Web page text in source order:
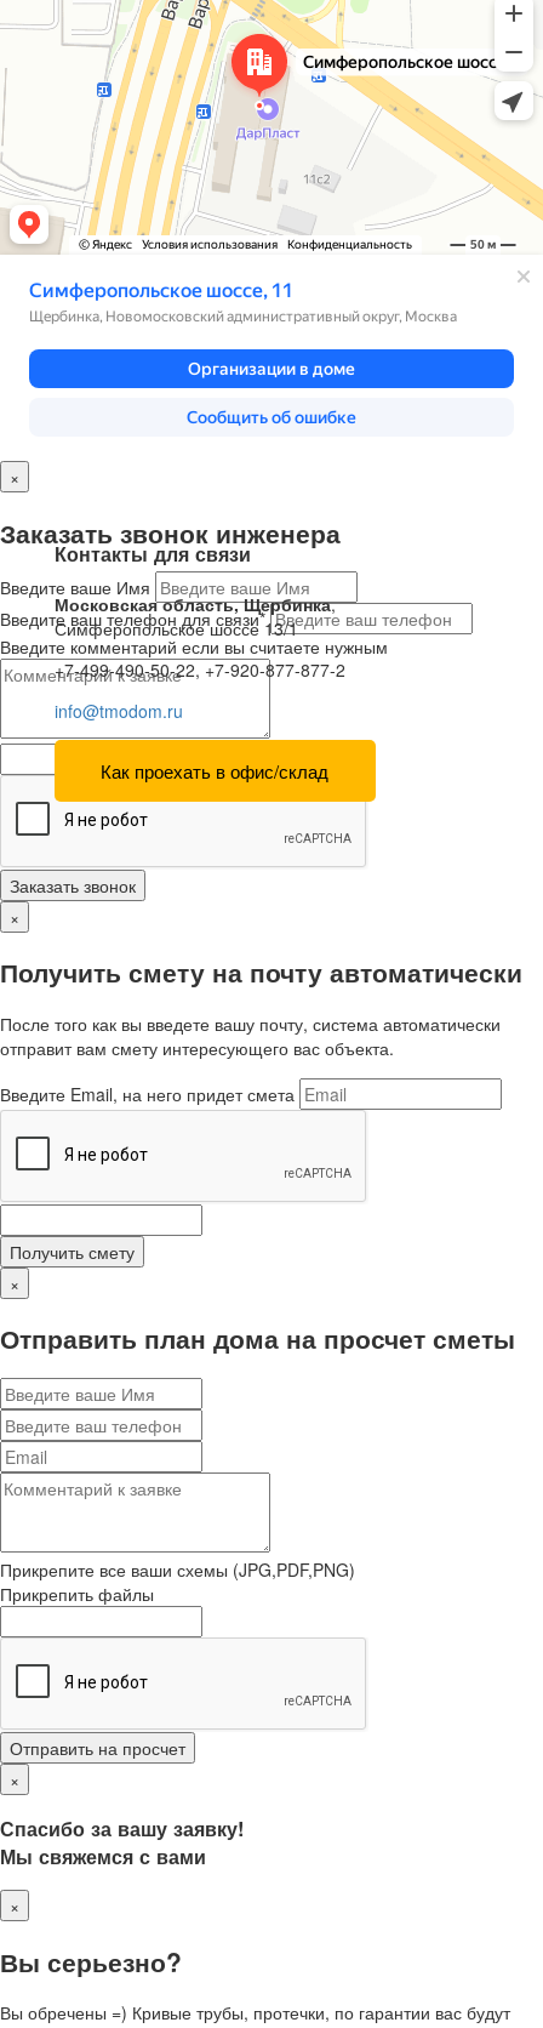
Контакты для связи
Московская область, Щербинка,
Симферопольское шоссе 13/1
+7-499-490-50-22, +7-920-877-877-2
info@tmodom.ru
Как проехать в офис/склад
×
Заказать звонок инженера
Введите ваше Имя
Введите ваш телефон для связи*
Введите комментарий если вы считаете нужным
Заказать звонок
×
Получить смету на почту автоматически
После того как вы введете вашу почту, система автоматически
отправит вам смету интересующего вас объекта.
Введите Email, на него придет смета
Получить смету
×
Отправить план дома на просчет сметы
Прикрепите все ваши схемы (JPG,PDF,PNG)
Прикрепить файлы
Отправить на просчет
×
Спасибо за вашу заявку!
Мы свяжемся с вами
×
Вы серьезно?
Вы обречены =) Кривые трубы, протечки, по гарантии вас будут